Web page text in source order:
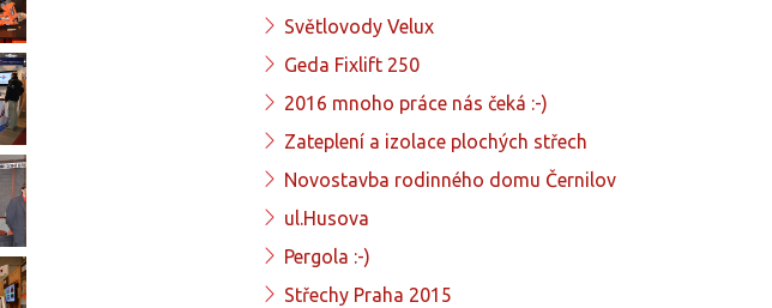
Světlovody Velux
Geda Fixlift 250
2016 mnoho práce nás čeká :-)
Zateplení a izolace plochých střech
Novostavba rodinného domu Černilov
ul.Husova
Pergola :-)
Střechy Praha 2015